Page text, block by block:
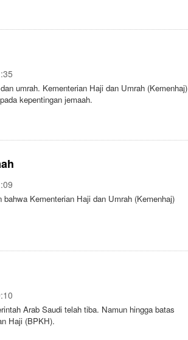
umrah. Kementerian Haji dan Umrah (Kemenhaj)
kepentingan jemaah.
Kementerian Haji dan Umrah (Kemenhaj)
Arab Saudi telah tiba. Namun hingga batas
Haji (BPKH).